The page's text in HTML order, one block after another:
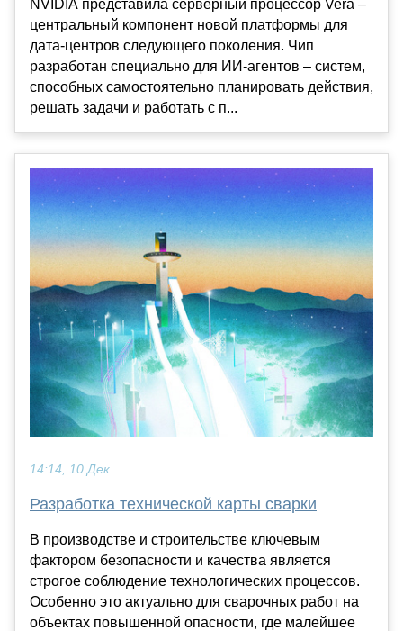
NVIDIA представила серверный процессор Vera –
центральный компонент новой платформы для
дата-центров следующего поколения. Чип
разработан специально для ИИ-агентов – систем,
способных самостоятельно планировать действия,
решать задачи и работать с п...
14:14, 10 Дек
Разработка технической карты сварки
В производстве и строительстве ключевым
фактором безопасности и качества является
строгое соблюдение технологических процессов.
Особенно это актуально для сварочных работ на
объектах повышенной опасности, где малейшее